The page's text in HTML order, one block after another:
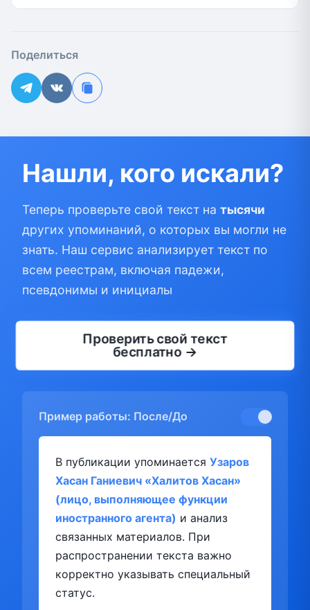
Поделиться
Нашли, кого искали?
Теперь проверьте свой текст на тысячи
других упоминаний, о которых вы могли не
знать. Наш сервис анализирует текст по
всем реестрам, включая падежи,
псевдонимы и инициалы
Проверить свой текст
бесплатно →
Пример работы: После/До
В публикации упоминается Узаров
Хасан Ганиевич «Халитов Хасан»
(лицо, выполняющее функции
иностранного агента) и анализ
связанных материалов. При
распространении текста важно
корректно указывать специальный
статус.